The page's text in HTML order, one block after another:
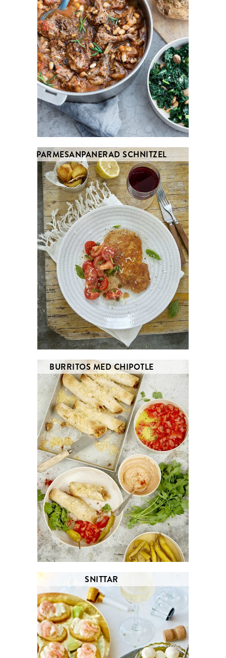
PARMESANPANERAD SCHNITZEL
BURRITOS MED CHIPOTLE
SNITTAR